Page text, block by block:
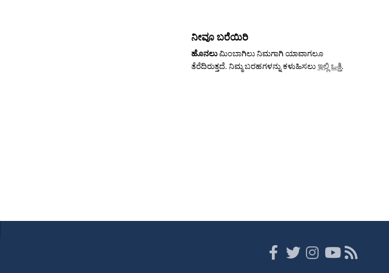
ನೀವೂ ಬರೆಯಿರಿ
ಹೊನಲುಮಿಂಬಾಗಿಲು ನಿಮಗಾಗಿ ಯಾವಾಗಲೂ
ತೆರೆದಿರುತ್ತದೆ. ನಿಮ್ಮ ಬರಹಗಳನ್ನು ಕಳುಹಿಸಲುಇಲ್ಲಿ ಒತ್ತಿ.